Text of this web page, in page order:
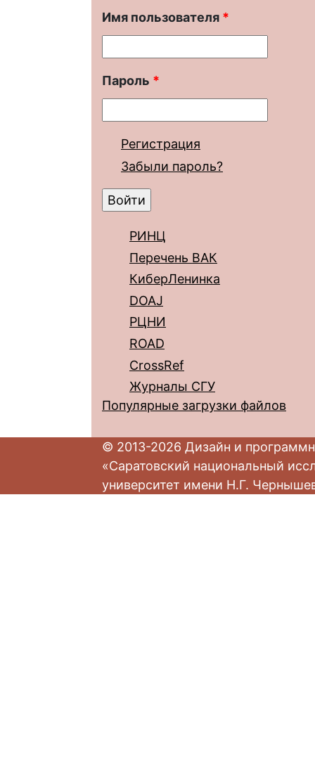
Имя пользователя *
Пароль *
Регистрация
Забыли пароль?
РИНЦ
Перечень ВАК
КиберЛенинка
DOAJ
РЦНИ
ROAD
CrossRef
Журналы СГУ
Популярные загрузки файлов
© 2013-2026 Дизайн и
«Саратовский национальный
университет имени Н.Г.